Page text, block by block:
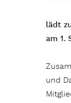
lädt
am 1.
und